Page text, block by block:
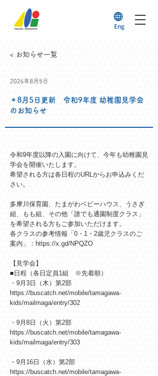
Eng
< お知らせ一覧
2026年8月5日
＊8月5日更新 令和9年度 幼稚園見学会
のお知らせ
令和9年度以降の入園に向けて、今年も幼稚園見
学会を開催いたします。
希望される方は各日程のURLからお申込みくだ
さい。
多摩川保育園、たまがわベビーハウス、うさぎ
組、もも組、その他「誰でも通園制度クラス」
を希望される方もご参加いただけます。
各クラスの参考情報「0・1・2歳児クラスのご
案内」： https://x.gd/NPQZO
【見学会】
■日程（各日定員1組 ※先着順）
・9月3日（木）第2部
https://buscatch.net/mobile/tamagawa-
kids/mailmaga/entry/302
・9月8日（火）第2部
https://buscatch.net/mobile/tamagawa-
kids/mailmaga/entry/303
・9月16日（水）第2部
https://buscatch.net/mobile/tamagawa-